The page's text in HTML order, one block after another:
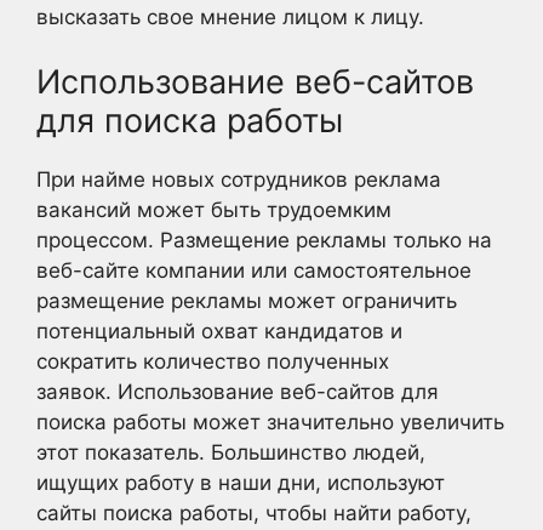
высказать свое мнение лицом к лицу.
Использование веб-сайтов
для поиска работы
При найме новых сотрудников реклама
вакансий может быть трудоемким
процессом. Размещение рекламы только на
веб-сайте компании или самостоятельное
размещение рекламы может ограничить
потенциальный охват кандидатов и
сократить количество полученных
заявок. Использование веб-сайтов для
поиска работы может значительно увеличить
этот показатель. Большинство людей,
ищущих работу в наши дни, используют
сайты поиска работы, чтобы найти работу,